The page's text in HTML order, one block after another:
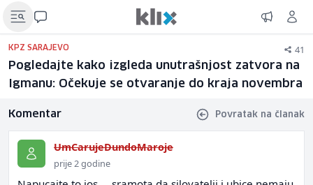
KPZ SARAJEVO 41
Pogledajte kako izgleda unutrašnjost zatvora na
Igmanu: Očekuje se otvaranje do kraja novembra
Komentar Povratak na članak
UmCarujeDundoMaroje
prije 2 godine